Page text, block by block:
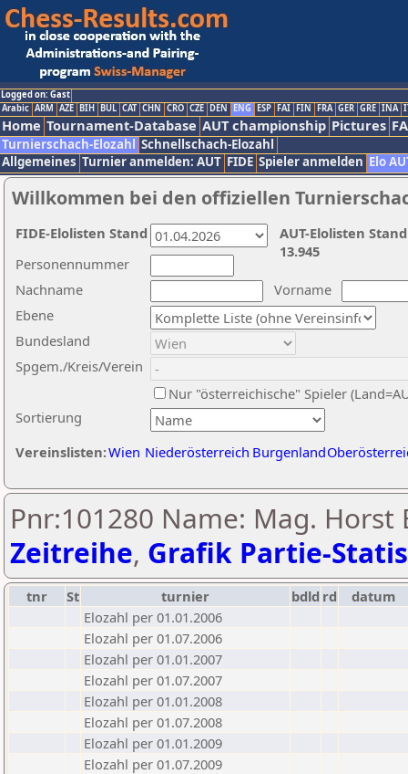
Logged on: Gast
Arabic ARM AZE BIH BUL CAT CHN CRO CZE DEN ENG ESP FAI FIN FRA GER GRE INA
Home Tournament-Database AUT championship Pictures
Turnierschach-Elozahl Schnellschach-Elozahl
Allgemeines Turnier anmelden: AUT FIDE Spieler anmelden Elo
Willkommen bei den offiziellen
Nachname
Vorname
Ebene
Sortierung
Personennummer
Bundesland
Spgem./Kreis/Verein
Nur "österreichische" Spieler
Vereinslisten:Wien Niederösterreich Burgenland
AUT-Elolisten
13.945
FIDE-Elolisten Stand
Pnr:101280 Name: Mag.
Zeitreihe, Grafik Partie-
tnr St turnier bdld rd
datum
Elozahl per 01.01.2006
Elozahl per 01.07.2006
Elozahl per 01.01.2007
Elozahl per 01.07.2007
Elozahl per 01.01.2008
Elozahl per 01.07.2008
Elozahl per 01.01.2009
Elozahl per 01.07.2009